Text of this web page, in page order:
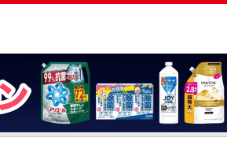
舗サービス